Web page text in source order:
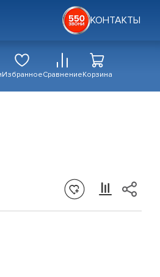
КОНТАКТЫ
ИзбранноеСравнениеКорзина